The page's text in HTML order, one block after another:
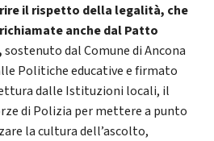
il rispetto della legalità, che
anche dal Patto
sostenuto dal Comune di Ancona
Politiche educative e firmato
dalle Istituzioni locali, il
di Polizia per mettere a punto
la cultura dell’ascolto,